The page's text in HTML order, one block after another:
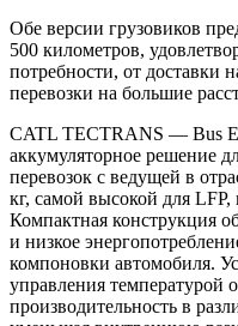
Обе версии грузовиков
500 километров,
потребности, от доставки
перевозки на большие
CATL TECTRANS — Bus
аккумуляторное решение
перевозок с ведущей в
кг, самой высокой для LFP,
Компактная конструкция
и низкое
компоновки автомобиля.
управления температурой
производительность в